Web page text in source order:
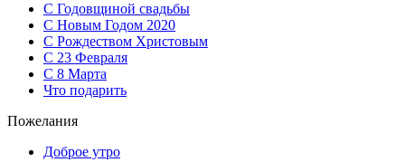
С Годовщиной свадьбы
С Новым Годом 2020
С Рождеством Христовым
С 23 Февраля
С 8 Марта
Что подарить
Пожелания
Доброе утро